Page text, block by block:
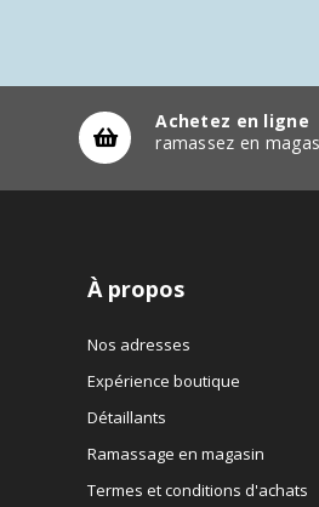
Achetez en ligne
ramassez en
À propos
Nos adresses
Expérience boutique
Détaillants
Ramassage en magasin
Termes et conditions d'achats